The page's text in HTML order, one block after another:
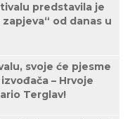
predstavila je
od danas u
svoje će pjesme
– Hrvoje
Terglav!